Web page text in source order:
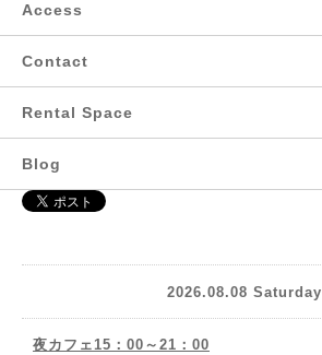
Access
Contact
Rental Space
Blog
2026.08.08 Saturday
夜カフェ15：00～21：00